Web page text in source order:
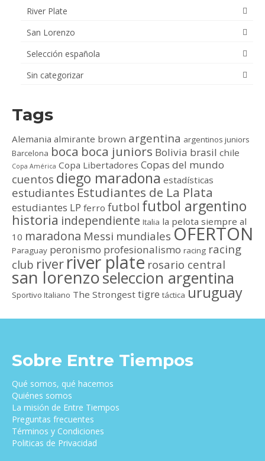
River Plate
San Lorenzo
Selección española
Sin categorizar
Tags
Alemania almirante brown argentina argentinos juniors
Barcelona boca boca juniors Bolivia brasil chile
Copa América Copa Libertadores Copas del mundo
cuentos diego maradona estadísticas
estudiantes Estudiantes de La Plata
estudiantes LP ferro futbol futbol argentino
historia independiente Italia la pelota siempre al
10 maradona Messi mundiales OFERTON
Paraguay peronismo profesionalismo racing racing
club river river plate rosario central
san lorenzoseleccion argentina
Sportivo Italiano The Strongest tigre táctica uruguay
Sobre Entre Tiempos
Qué somos, qué hacemos
Quiénes somos
La misión de Entre Tiempos
Preguntas frecuentes
Términos y Condiciones
Politicas de Privacidad